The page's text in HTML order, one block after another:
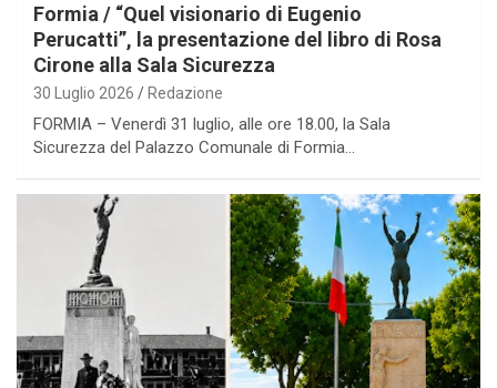
Formia / “Quel visionario di Eugenio
Perucatti”, la presentazione del libro di Rosa
Cirone alla Sala Sicurezza
30 Luglio 2026 Redazione
FORMIA – Venerdì 31 luglio, alle ore 18.00, la Sala
Sicurezza del Palazzo Comunale di Formia…